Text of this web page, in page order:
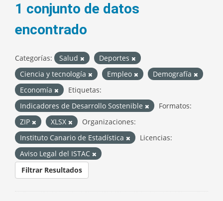
1 conjunto de datos
encontrado
Categorías: Salud
Deportes
Ciencia y tecnología
Empleo
Demografía
Economía
Etiquetas:
Indicadores de Desarrollo Sostenible
Formatos:
ZIP
XLSX
Organizaciones:
Instituto Canario de Estadística
Licencias:
Aviso Legal del ISTAC
Filtrar Resultados